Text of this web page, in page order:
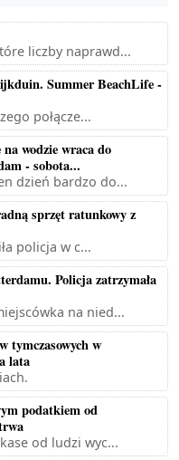
liczby naprawd...
Summer BeachLife -
połącze...
wodzie wraca do
- sobota...
dzień bardzo do...
sprzęt ratunkowy z
policja w c...
Policja zatrzymała
na nied...
tymczasowych w
lata
podatkiem od
od ludzi wyc...